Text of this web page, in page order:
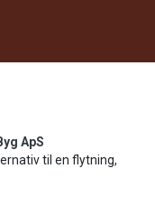
ApS
til en flytning,